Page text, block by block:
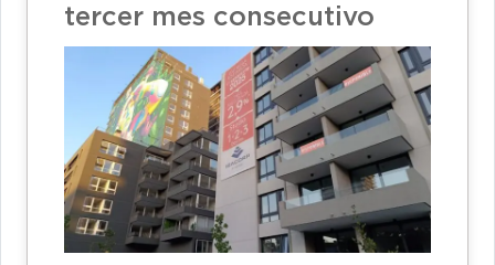
tercer mes consecutivo